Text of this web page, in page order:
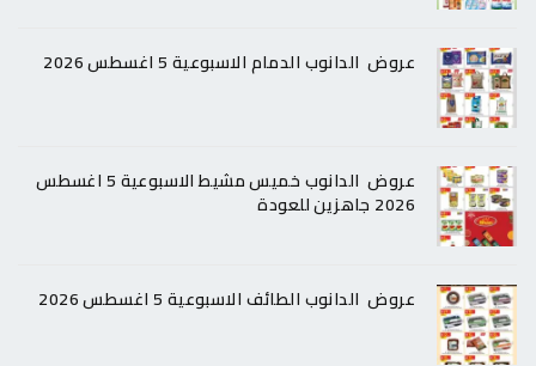
عروض الدانوب الدمام الاسبوعية 5 اغسطس 2026
عروض الدانوب خميس مشيط الاسبوعية 5 اغسطس
2026 جاهزين للعودة
عروض الدانوب الطائف الاسبوعية 5 اغسطس 2026